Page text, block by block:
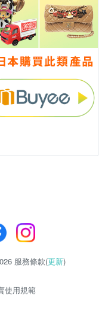
服務條款(更新)
使用規範